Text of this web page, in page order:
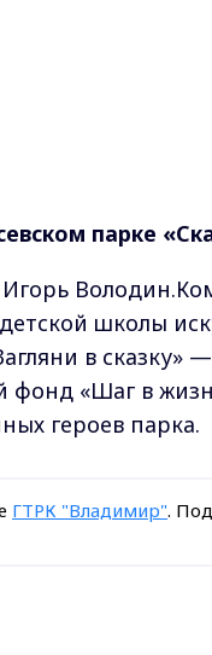
парке
школы
в сказку»
фонд «Шаг в
героев парка.
ГТРК "Владимир".